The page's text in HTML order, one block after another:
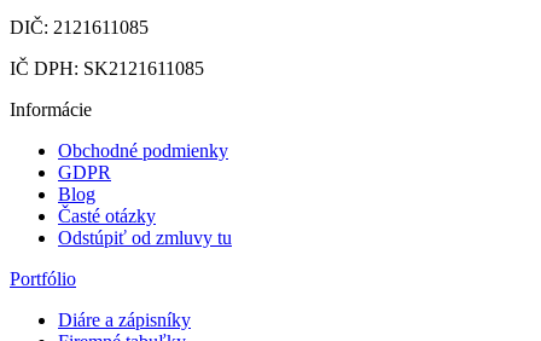
DIČ: 2121611085
IČ DPH: SK2121611085
Informácie
Obchodné podmienky
GDPR
Blog
Časté otázky
Odstúpiť od zmluvy tu
Portfólio
Diáre a zápisníky